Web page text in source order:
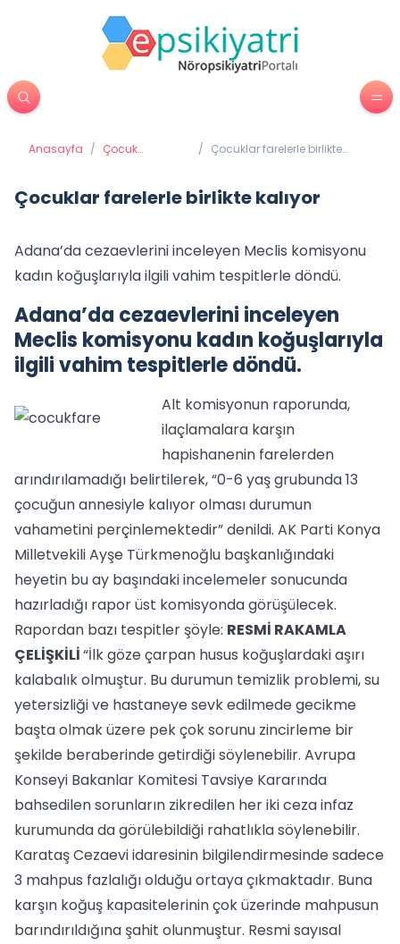
Anasayfa / Çocuk
/ Çocuklar farelerle birlikte
Çocuklar farelerle birlikte kalıyor
Adana’da cezaevlerini inceleyen Meclis komisyonu
kadın koğuşlarıyla ilgili vahim tespitlerle döndü.
Adana’da cezaevlerini inceleyen
Meclis komisyonu kadın koğuşlarıyla
ilgili vahim tespitlerle döndü.
Alt komisyonun raporunda,
ilaçlamalara karşın
hapishanenin farelerden
arındırılamadığı belirtilerek, “0-6 yaş grubunda 13
çocuğun annesiyle kalıyor olması durumun
vahametini perçinlemektedir” denildi. AK Parti Konya
Milletvekili Ayşe Türkmenoğlu başkanlığındaki
heyetin bu ay başındaki incelemeler sonucunda
hazırladığı rapor üst komisyonda görüşülecek.
Rapordan bazı tespitler şöyle: RESMİ RAKAMLA
ÇELİŞKİLİ“İlk göze çarpan husus koğuşlardaki aşırı
kalabalık olmuştur. Bu durumun temizlik problemi, su
yetersizliği ve hastaneye sevk edilmede gecikme
başta olmak üzere pek çok sorunu zincirleme bir
şekilde beraberinde getirdiği söylenebilir. Avrupa
Konseyi Bakanlar Komitesi Tavsiye Kararında
bahsedilen sorunların zikredilen her iki ceza infaz
kurumunda da görülebildiği rahatlıkla söylenebilir.
Karataş Cezaevi idaresinin bilgilendirmesinde sadece
3 mahpus fazlalığı olduğu ortaya çıkmaktadır. Buna
karşın koğuş kapasitelerinin çok üzerinde mahpusun
barındırıldığına şahit olunmuştur. Resmi sayısal